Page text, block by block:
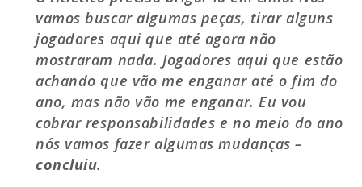
vamos buscar algumas peças, tirar alguns
jogadores aqui que até agora não
mostraram nada. Jogadores aqui que estão
achando que vão me enganar até o fim do
ano, mas não vão me enganar. Eu vou
cobrar responsabilidades e no meio do ano
nós vamos fazer algumas mudanças –
concluiu.